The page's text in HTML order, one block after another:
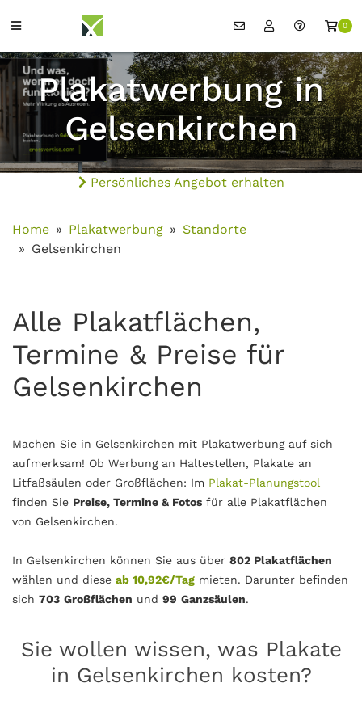
0
Plakatwerbung in
Gelsenkirchen
Persönliches Angebot erhalten
Home Plakatwerbung
Standorte
Gelsenkirchen
Alle Plakatflächen,
Termine & Preise für
Gelsenkirchen
Machen Sie in Gelsenkirchen mit Plakatwerbung auf sich
aufmerksam! Ob Werbung an Haltestellen, Plakate an
Litfaßsäulen oder Großflächen: Im Plakat-Planungstool
finden Sie Preise, Termine & Fotos für alle Plakatflächen
von Gelsenkirchen.
In Gelsenkirchen können Sie aus über 802 Plakatflächen
wählen und diese ab 10,92€/Tag mieten. Darunter befinden
sich 703 Großflächen und 99 Ganzsäulen.
Sie wollen wissen, was Plakate
in Gelsenkirchen kosten?